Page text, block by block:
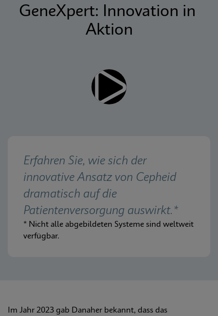
GeneXpert: Innovation in
Aktion
Erfahren Sie, wie sich der
innovative Ansatz von Cepheid
dramatisch auf die
Patientenversorgung auswirkt.*
* Nicht alle abgebildeten Systeme sind weltweit
verfügbar.
Im Jahr 2023 gab Danaher bekannt, dass das